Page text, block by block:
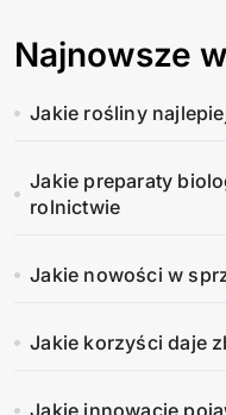
Najnowsze
Jakie rośliny
Jakie preparaty
rolnictwie
Jakie nowości w
Jakie korzyści daje
Jakie innowacje